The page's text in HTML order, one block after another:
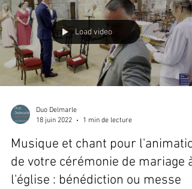
Load video
Duo Delmarle
18 juin 2022
1 min de lecture
Musique et chant pour
de votre cérémonie de mariage à
l'église : bénédiction ou messe